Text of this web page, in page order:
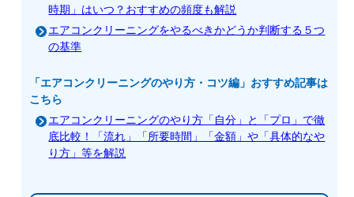
時期」はいつ？おすすめの頻度も解説
エアコンクリーニングをやるべきかどうか判断する５つ
の基準
「エアコンクリーニングのやり方・コツ編」おすすめ記事は
こちら
エアコンクリーニングのやり方「自分」と「プロ」で徹
底比較！「流れ」「所要時間」「金額」や「具体的なや
り方」等を解説